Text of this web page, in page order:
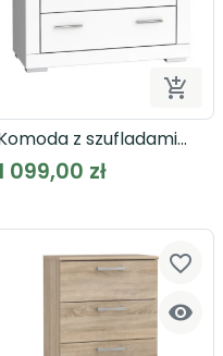
koszyka

z szufladami
SNWK23 biała
099,00 zł

favorite_border